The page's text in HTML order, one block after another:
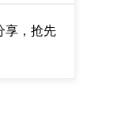
享，抢先